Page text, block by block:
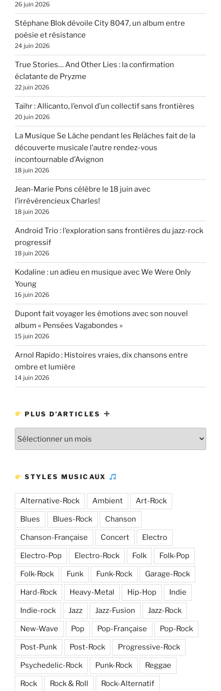
26 juin 2026
Stéphane Blok dévoile City 8047, un album entre
poésie et résistance
24 juin 2026
True Stories… And Other Lies : la confirmation
éclatante de Pryzme
22 juin 2026
Taihr : Allicanto, l’envol d’un collectif sans frontières
20 juin 2026
La Musique Se Lâche pendant les Relâches fait de la
découverte musicale l’autre rendez-vous
incontournable d’Avignon
18 juin 2026
Jean-Marie Pons célèbre le 18 juin avec
l’irrévérencieux Charles!
18 juin 2026
Android Trio : l’exploration sans frontières du jazz-rock
progressif
18 juin 2026
Kodaline : un adieu en musique avec We Were Only
Young
16 juin 2026
Dupont fait voyager les émotions avec son nouvel
album « Pensées Vagabondes »
15 juin 2026
Arnol Rapido : Histoires vraies, dix chansons entre
ombre et lumière
14 juin 2026
PLUS D’ARTICLES
STYLES MUSICAUX
Alternative-Rock Ambient Art-Rock
Blues Blues-Rock Chanson
Chanson-Française Concert Electro
Electro-Pop Electro-Rock Folk Folk-Pop
Folk-Rock Funk Funk-Rock Garage-Rock
Hard-Rock Heavy-Metal Hip-Hop Indie
Indie-rock Jazz Jazz-Fusion Jazz-Rock
New-Wave Pop Pop-Française Pop-Rock
Post-Punk Post-Rock Progressive-Rock
Psychedelic-Rock Punk-Rock Reggae
Rock Rock & Roll Rock-Alternatif